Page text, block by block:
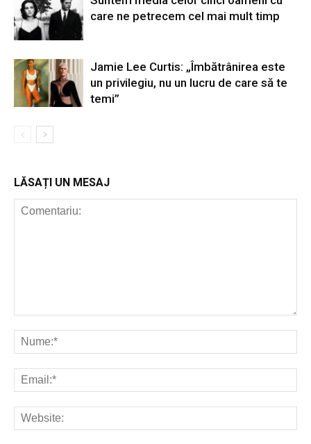
care ne petrecem cel mai mult timp
Jamie Lee Curtis: „Îmbătrânirea este
un privilegiu, nu un lucru de care să te
temi”
LĂSAȚI UN MESAJ